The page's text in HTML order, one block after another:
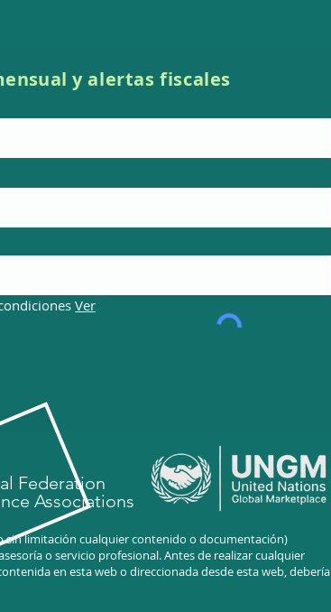
y alertas fiscales
Ver
Federation
Associations
sin limitación cualquier contenido o documentación)
o servicio profesional. Antes de realizar cualquier
en esta web o direccionada desde esta web, debería